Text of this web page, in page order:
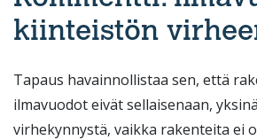
kiinteistön
Tapaus havainnollistaa sen, että
ilmavuodot eivät sellaisenaan,
virhekynnystä, vaikka rakenteita ei